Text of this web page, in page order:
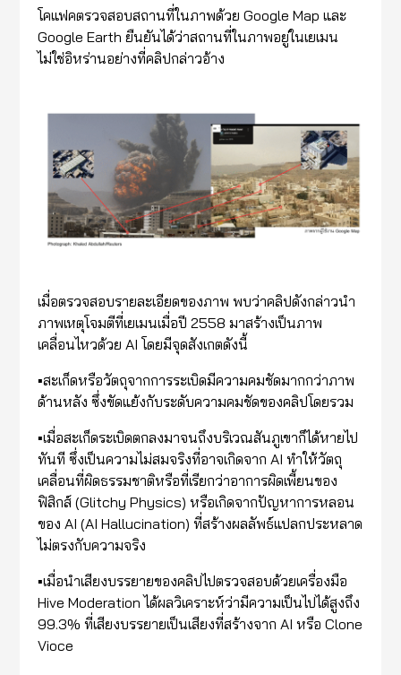
โคแฟคตรวจสอบสถานที่ในภาพด้วย Google Map และ
Google Earth ยืนยันได้ว่าสถานที่ในภาพอยู่ในเยเมน
ไม่ใช่อิหร่านอย่างที่คลิปกล่าวอ้าง
เมื่อตรวจสอบรายละเอียดของภาพ พบว่าคลิปดังกล่าวนำ
ภาพเหตุโจมตีที่เยเมนเมื่อปี 2558 มาสร้างเป็นภาพ
เคลื่อนไหวด้วย AI โดยมีจุดสังเกตดังนี้
▪️สะเก็ดหรือวัตถุจากการระเบิดมีความคมชัดมากกว่าภาพ
ด้านหลัง ซึ่งขัดแย้งกับระดับความคมชัดของคลิปโดยรวม
▪️เมื่อสะเก็ดระเบิดตกลงมาจนถึงบริเวณสันภูเขาก็ได้หายไป
ทันที ซึ่งเป็นความไม่สมจริงที่อาจเกิดจาก AI ทำให้วัตถุ
เคลื่อนที่ผิดธรรมชาติหรือที่เรียกว่าอาการผิดเพี้ยนของ
ฟิสิกส์ (Glitchy Physics) หรือเกิดจากปัญหาการหลอน
ของ AI (AI Hallucination) ที่สร้างผลลัพธ์แปลกประหลาด
ไม่ตรงกับความจริง
▪️เมื่อนำเสียงบรรยายของคลิปไปตรวจสอบด้วยเครื่องมือ
Hive Moderation ได้ผลวิเคราะห์ว่ามีความเป็นไปได้สูงถึง
99.3% ที่เสียงบรรยายเป็นเสียงที่สร้างจาก AI หรือ Clone
Vioce